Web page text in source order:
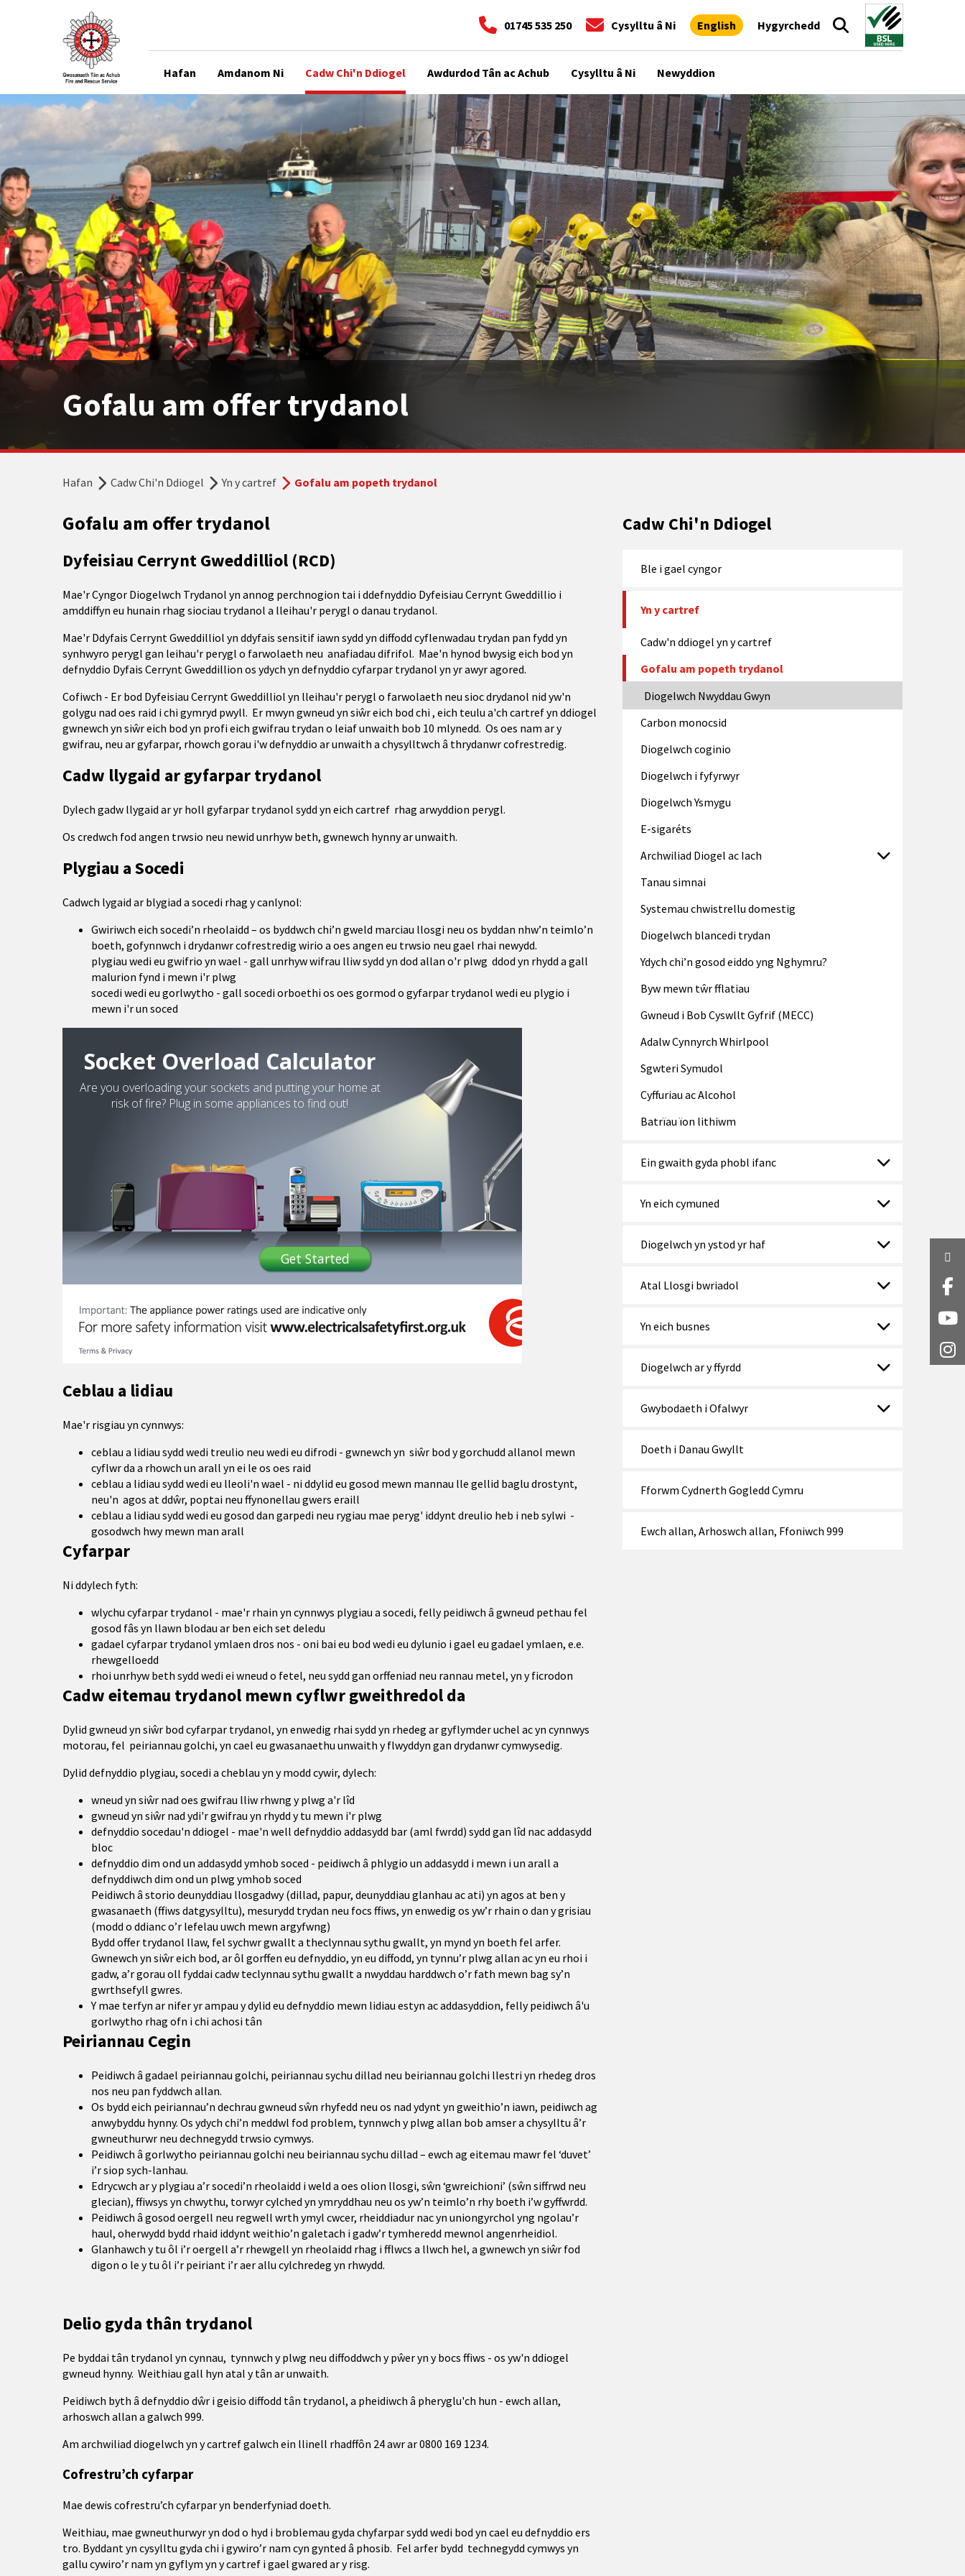
01745 535 250 Cysylltu â Ni English Hygyrchedd
Hafan Amdanom Ni Cadw Chi'n Ddiogel Awdurdod Tân ac Achub Cysylltu â Ni Newyddion
Gofalu am offer trydanol
Hafan Cadw Chi'n Ddiogel Yn y cartref Gofalu am popeth trydanol
Gofalu am offer trydanol
Dyfeisiau Cerrynt Gweddilliol (RCD)
Mae'r Cyngor Diogelwch Trydanol yn annog perchnogion tai i ddefnyddio Dyfeisiau Cerrynt Gweddillio i
amddiffyn eu hunain rhag siociau trydanol a lleihau'r perygl o danau trydanol.
Mae'r Ddyfais Cerrynt Gweddilliol yn ddyfais sensitif iawn sydd yn diffodd cyflenwadau trydan pan fydd yn
synhwyro perygl gan leihau'r perygl o farwolaeth neu anafiadau difrifol. Mae'n hynod bwysig eich bod yn
defnyddio Dyfais Cerrynt Gweddillion os ydych yn defnyddio cyfarpar trydanol yn yr awyr agored.
Cofiwch - Er bod Dyfeisiau Cerrynt Gweddilliol yn lleihau'r perygl o farwolaeth neu sioc drydanol nid yw'n
golygu nad oes raid i chi gymryd pwyll. Er mwyn gwneud yn siŵr eich bod chi , eich teulu a'ch cartref yn ddiogel
gwnewch yn siŵr eich bod yn profi eich gwifrau trydan o leiaf unwaith bob 10 mlynedd. Os oes nam ar y
gwifrau, neu ar gyfarpar, rhowch gorau i'w defnyddio ar unwaith a chysylltwch â thrydanwr cofrestredig.
Cadw llygaid ar gyfarpar trydanol
Dylech gadw llygaid ar yr holl gyfarpar trydanol sydd yn eich cartref rhag arwyddion perygl.
Os credwch fod angen trwsio neu newid unrhyw beth, gwnewch hynny ar unwaith.
Plygiau a Socedi
Cadwch lygaid ar blygiad a socedi rhag y canlynol:
Gwiriwch eich socedi’n rheolaidd – os byddwch chi’n gweld marciau llosgi neu os byddan nhw’n teimlo’n
boeth, gofynnwch i drydanwr cofrestredig wirio a oes angen eu trwsio neu gael rhai newydd.
plygiau wedi eu gwifrio yn wael - gall unrhyw wifrau lliw sydd yn dod allan o'r plwg ddod yn rhydd a gall
malurion fynd i mewn i'r plwg
socedi wedi eu gorlwytho - gall socedi orboethi os oes gormod o gyfarpar trydanol wedi eu plygio i
mewn i'r un soced
Ceblau a lidiau
Mae'r risgiau yn cynnwys:
ceblau a lidiau sydd wedi treulio neu wedi eu difrodi - gwnewch yn siŵr bod y gorchudd allanol mewn
cyflwr da a rhowch un arall yn ei le os oes raid
ceblau a lidiau sydd wedi eu lleoli'n wael - ni ddylid eu gosod mewn mannau lle gellid baglu drostynt,
neu'n agos at ddŵr, poptai neu ffynonellau gwers eraill
ceblau a lidiau sydd wedi eu gosod dan garpedi neu rygiau mae peryg' iddynt dreulio heb i neb sylwi -
gosodwch hwy mewn man arall
Cyfarpar
Ni ddylech fyth:
wlychu cyfarpar trydanol - mae'r rhain yn cynnwys plygiau a socedi, felly peidiwch â gwneud pethau fel
gosod fâs yn llawn blodau ar ben eich set deledu
gadael cyfarpar trydanol ymlaen dros nos - oni bai eu bod wedi eu dylunio i gael eu gadael ymlaen, e.e.
rhewgelloedd
rhoi unrhyw beth sydd wedi ei wneud o fetel, neu sydd gan orffeniad neu rannau metel, yn y ficrodon
Cadw eitemau trydanol mewn cyflwr gweithredol da
Dylid gwneud yn siŵr bod cyfarpar trydanol, yn enwedig rhai sydd yn rhedeg ar gyflymder uchel ac yn cynnwys
motorau, fel peiriannau golchi, yn cael eu gwasanaethu unwaith y flwyddyn gan drydanwr cymwysedig.
Dylid defnyddio plygiau, socedi a cheblau yn y modd cywir, dylech:
wneud yn siŵr nad oes gwifrau lliw rhwng y plwg a'r lîd
gwneud yn siŵr nad ydi'r gwifrau yn rhydd y tu mewn i'r plwg
defnyddio socedau'n ddiogel - mae'n well defnyddio addasydd bar (aml fwrdd) sydd gan lîd nac addasydd
bloc
defnyddio dim ond un addasydd ymhob soced - peidiwch â phlygio un addasydd i mewn i un arall a
defnyddiwch dim ond un plwg ymhob soced
Peidiwch â storio deunyddiau llosgadwy (dillad, papur, deunyddiau glanhau ac ati) yn agos at ben y
gwasanaeth (ffiws datgysylltu), mesurydd trydan neu focs ffiws, yn enwedig os yw’r rhain o dan y grisiau
(modd o ddianc o’r lefelau uwch mewn argyfwng)
Bydd offer trydanol llaw, fel sychwr gwallt a theclynnau sythu gwallt, yn mynd yn boeth fel arfer.
Gwnewch yn siŵr eich bod, ar ôl gorffen eu defnyddio, yn eu diffodd, yn tynnu’r plwg allan ac yn eu rhoi i
gadw, a’r gorau oll fyddai cadw teclynnau sythu gwallt a nwyddau harddwch o’r fath mewn bag sy’n
gwrthsefyll gwres.
Y mae terfyn ar nifer yr ampau y dylid eu defnyddio mewn lidiau estyn ac addasyddion, felly peidiwch â'u
gorlwytho rhag ofn i chi achosi tân
Peiriannau Cegin
Peidiwch â gadael peiriannau golchi, peiriannau sychu dillad neu beiriannau golchi llestri yn rhedeg dros
nos neu pan fyddwch allan.
Os bydd eich peiriannau’n dechrau gwneud sŵn rhyfedd neu os nad ydynt yn gweithio’n iawn, peidiwch ag
anwybyddu hynny. Os ydych chi’n meddwl fod problem, tynnwch y plwg allan bob amser a chysylltu â’r
gwneuthurwr neu dechnegydd trwsio cymwys.
Peidiwch â gorlwytho peiriannau golchi neu beiriannau sychu dillad – ewch ag eitemau mawr fel ‘duvet’
i’r siop sych-lanhau.
Edrycwch ar y plygiau a’r socedi’n rheolaidd i weld a oes olion llosgi, sŵn ‘gwreichioni’ (sŵn siffrwd neu
glecian), ffiwsys yn chwythu, torwyr cylched yn ymryddhau neu os yw’n teimlo’n rhy boeth i’w gyffwrdd.
Peidiwch â gosod oergell neu regwell wrth ymyl cwcer, rheiddiadur nac yn uniongyrchol yng ngolau’r
haul, oherwydd bydd rhaid iddynt weithio’n galetach i gadw’r tymheredd mewnol angenrheidiol.
Glanhawch y tu ôl i’r oergell a’r rhewgell yn rheolaidd rhag i fflwcs a llwch hel, a gwnewch yn siŵr fod
digon o le y tu ôl i’r peiriant i’r aer allu cylchredeg yn rhwydd.
Delio gyda thân trydanol
Pe byddai tân trydanol yn cynnau, tynnwch y plwg neu diffoddwch y pŵer yn y bocs ffiws - os yw'n ddiogel
gwneud hynny. Weithiau gall hyn atal y tân ar unwaith.
Peidiwch byth â defnyddio dŵr i geisio diffodd tân trydanol, a pheidiwch â pheryglu'ch hun - ewch allan,
arhoswch allan a galwch 999.
Am archwiliad diogelwch yn y cartref galwch ein llinell rhadffôn 24 awr ar 0800 169 1234.
Cofrestru’ch cyfarpar
Mae dewis cofrestru’ch cyfarpar yn benderfyniad doeth.
Weithiau, mae gwneuthurwyr yn dod o hyd i broblemau gyda chyfarpar sydd wedi bod yn cael eu defnyddio ers
tro. Byddant yn cysylltu gyda chi i gywiro’r nam cyn gynted â phosib. Fel arfer bydd technegydd cymwys yn
gallu cywiro’r nam yn gyflym yn y cartref i gael gwared ar y risg.
Cadw Chi'n Ddiogel
Ble i gael cyngor
Yn y cartref
Cadw'n ddiogel yn y cartref
Gofalu am popeth trydanol
Diogelwch Nwyddau Gwyn
Carbon monocsid
Diogelwch coginio
Diogelwch i fyfyrwyr
Diogelwch Ysmygu
E-sigaréts
Archwiliad Diogel ac Iach
Tanau simnai
Systemau chwistrellu domestig
Diogelwch blancedi trydan
Ydych chi’n gosod eiddo yng Nghymru?
Byw mewn tŵr fflatiau
Gwneud i Bob Cyswllt Gyfrif (MECC)
Adalw Cynnyrch Whirlpool
Sgwteri Symudol
Cyffuriau ac Alcohol
Batrïau ïon lithiwm
Ein gwaith gyda phobl ifanc
Yn eich cymuned
Diogelwch yn ystod yr haf
Atal Llosgi bwriadol
Yn eich busnes
Diogelwch ar y ffyrdd
Gwybodaeth i Ofalwyr
Doeth i Danau Gwyllt
Fforwm Cydnerth Gogledd Cymru
Ewch allan, Arhoswch allan, Ffoniwch 999